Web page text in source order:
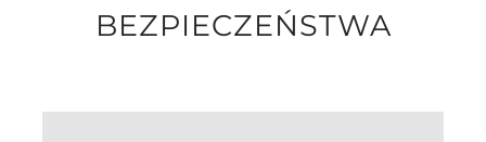
BEZPIECZEŃSTWA